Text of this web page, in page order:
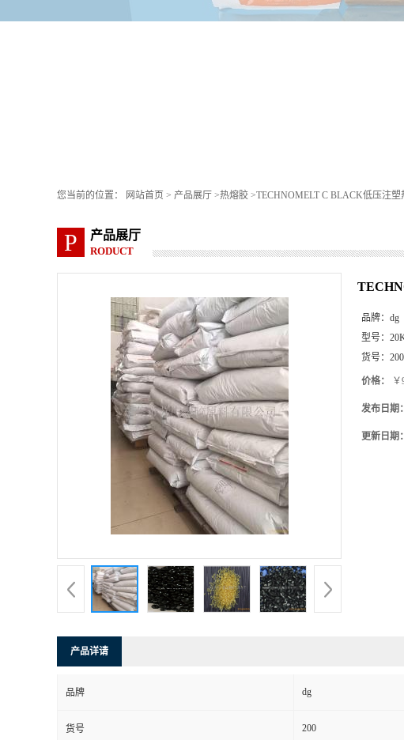
您当前的位置： 网站首页 > 产品展厅 >热熔胶 >TECHNOMELT C BLACK低压注塑
P 产品展厅
RODUCT
品牌： dg
型号：
货号： 200
价格：
发布日期：
更新日期：
产品详请
品牌 dg
货号 200